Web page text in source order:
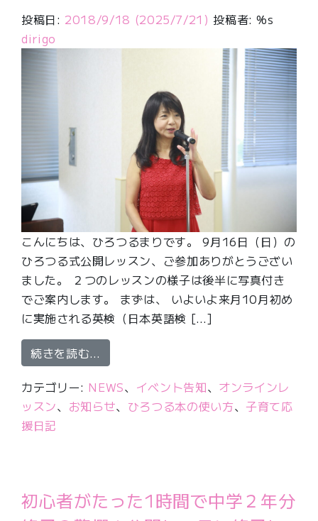
投稿日: 2018/9/18 (2025/7/21) 投稿者: %s
dirigo
こんにちは、ひろつるまりです。 9月16日（日）の
ひろつる式公開レッスン、ご参加ありがとうござい
ました。 ２つのレッスンの様子は後半に写真付き
でご案内します。 まずは、 いよいよ来月10月初め
に実施される英検（日本英語検 […]
続きを読む…
カテゴリー: NEWS、 イベント告知、 オンラインレ
ッスン、 お知らせ、 ひろつる本の使い方、子育て応
援日記
初心者がたった1時間で中学２年分